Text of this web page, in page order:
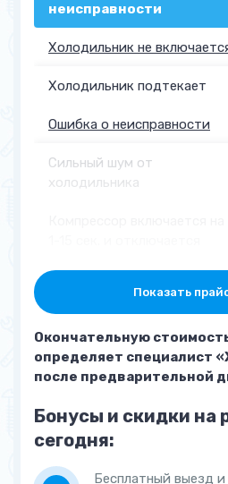
неисправности
Холодильник не
Холодильник подтекает
Ошибка о неисправности
Сильный шум от
холодильника
холодильника
перемораживает
Намерзает шуба из снега
(перемораживает)
Основная камера не
набирает температуру
Морозилка не набирает
Показать
Окончательную
определяет специалист
после предварительной
Бонусы и скидки на
сегодня:
Бесплатный выезд